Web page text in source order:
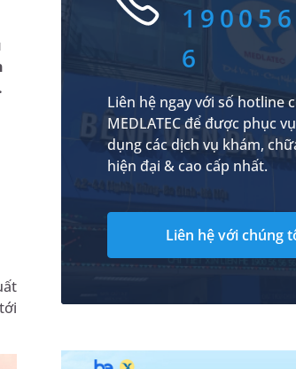
6
Liên hệ ngay với số hotline
MEDLATEC để được phục
dụng các dịch vụ khám,
hiện đại & cao cấp nhất.
Liên hệ với chúng